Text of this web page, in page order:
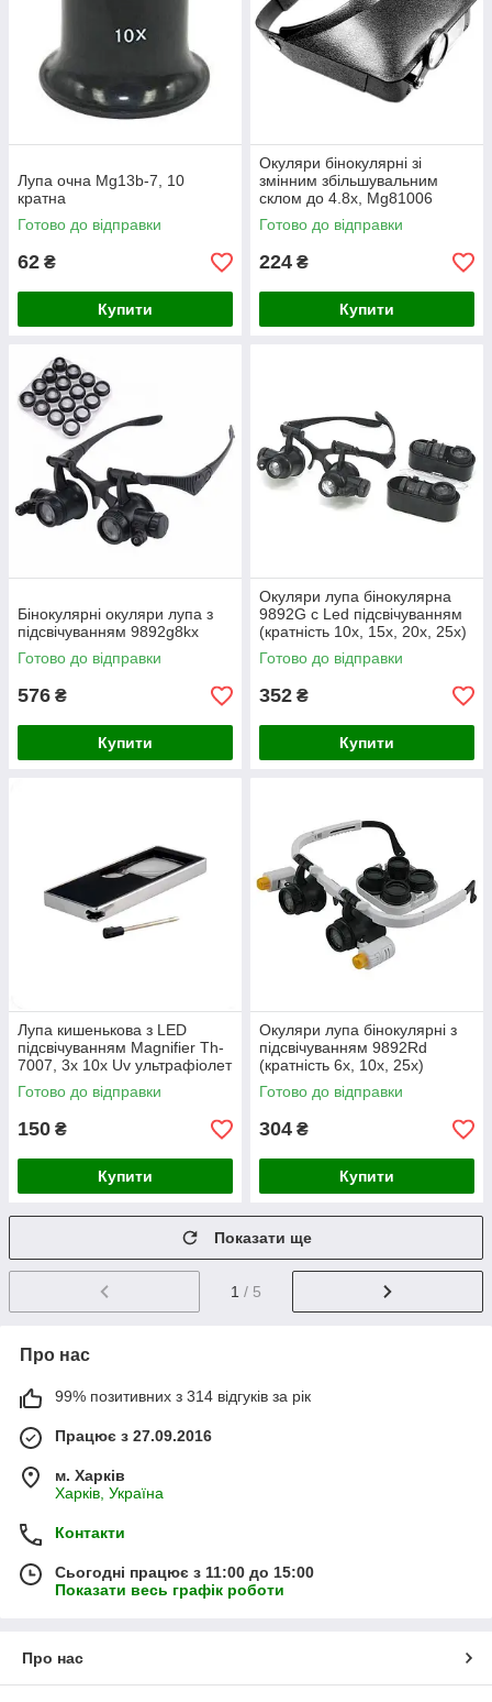
Лупа очна Mg13b-7, 10
кратна
Готово до відправки
62 ₴
Купити
Окуляри бінокулярні зі
змінним збільшувальним
склом до 4.8х, Mg81006
Готово до відправки
224 ₴
Купити
Бінокулярні окуляри лупа з
підсвічуванням 9892g8kx
Готово до відправки
576 ₴
Купити
Окуляри лупа бінокулярна
9892G c Led підсвічуванням
(кратність 10x, 15x, 20x, 25x)
Готово до відправки
352 ₴
Купити
Лупа кишенькова з LED
підсвічуванням Magnifier Th-
7007, 3x 10x Uv ультрафіолет
Готово до відправки
150 ₴
Купити
Окуляри лупа бінокулярні з
підсвічуванням 9892Rd
(кратність 6х, 10x, 25x)
Готово до відправки
304 ₴
Купити
Показати ще
1 / 5
Про нас
99% позитивних з 314 відгуків за рік
Працює з 27.09.2016
м. Харків
Харків, Україна
Контакти
Сьогодні працює з 11:00 до 15:00
Показати весь графік роботи
Про нас